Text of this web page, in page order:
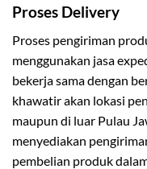
Proses Delivery
Proses pengiriman
menggunakan jasa
bekerja sama dengan
khawatir akan lokasi
maupun di luar Pulau
menyediakan
pembelian produk